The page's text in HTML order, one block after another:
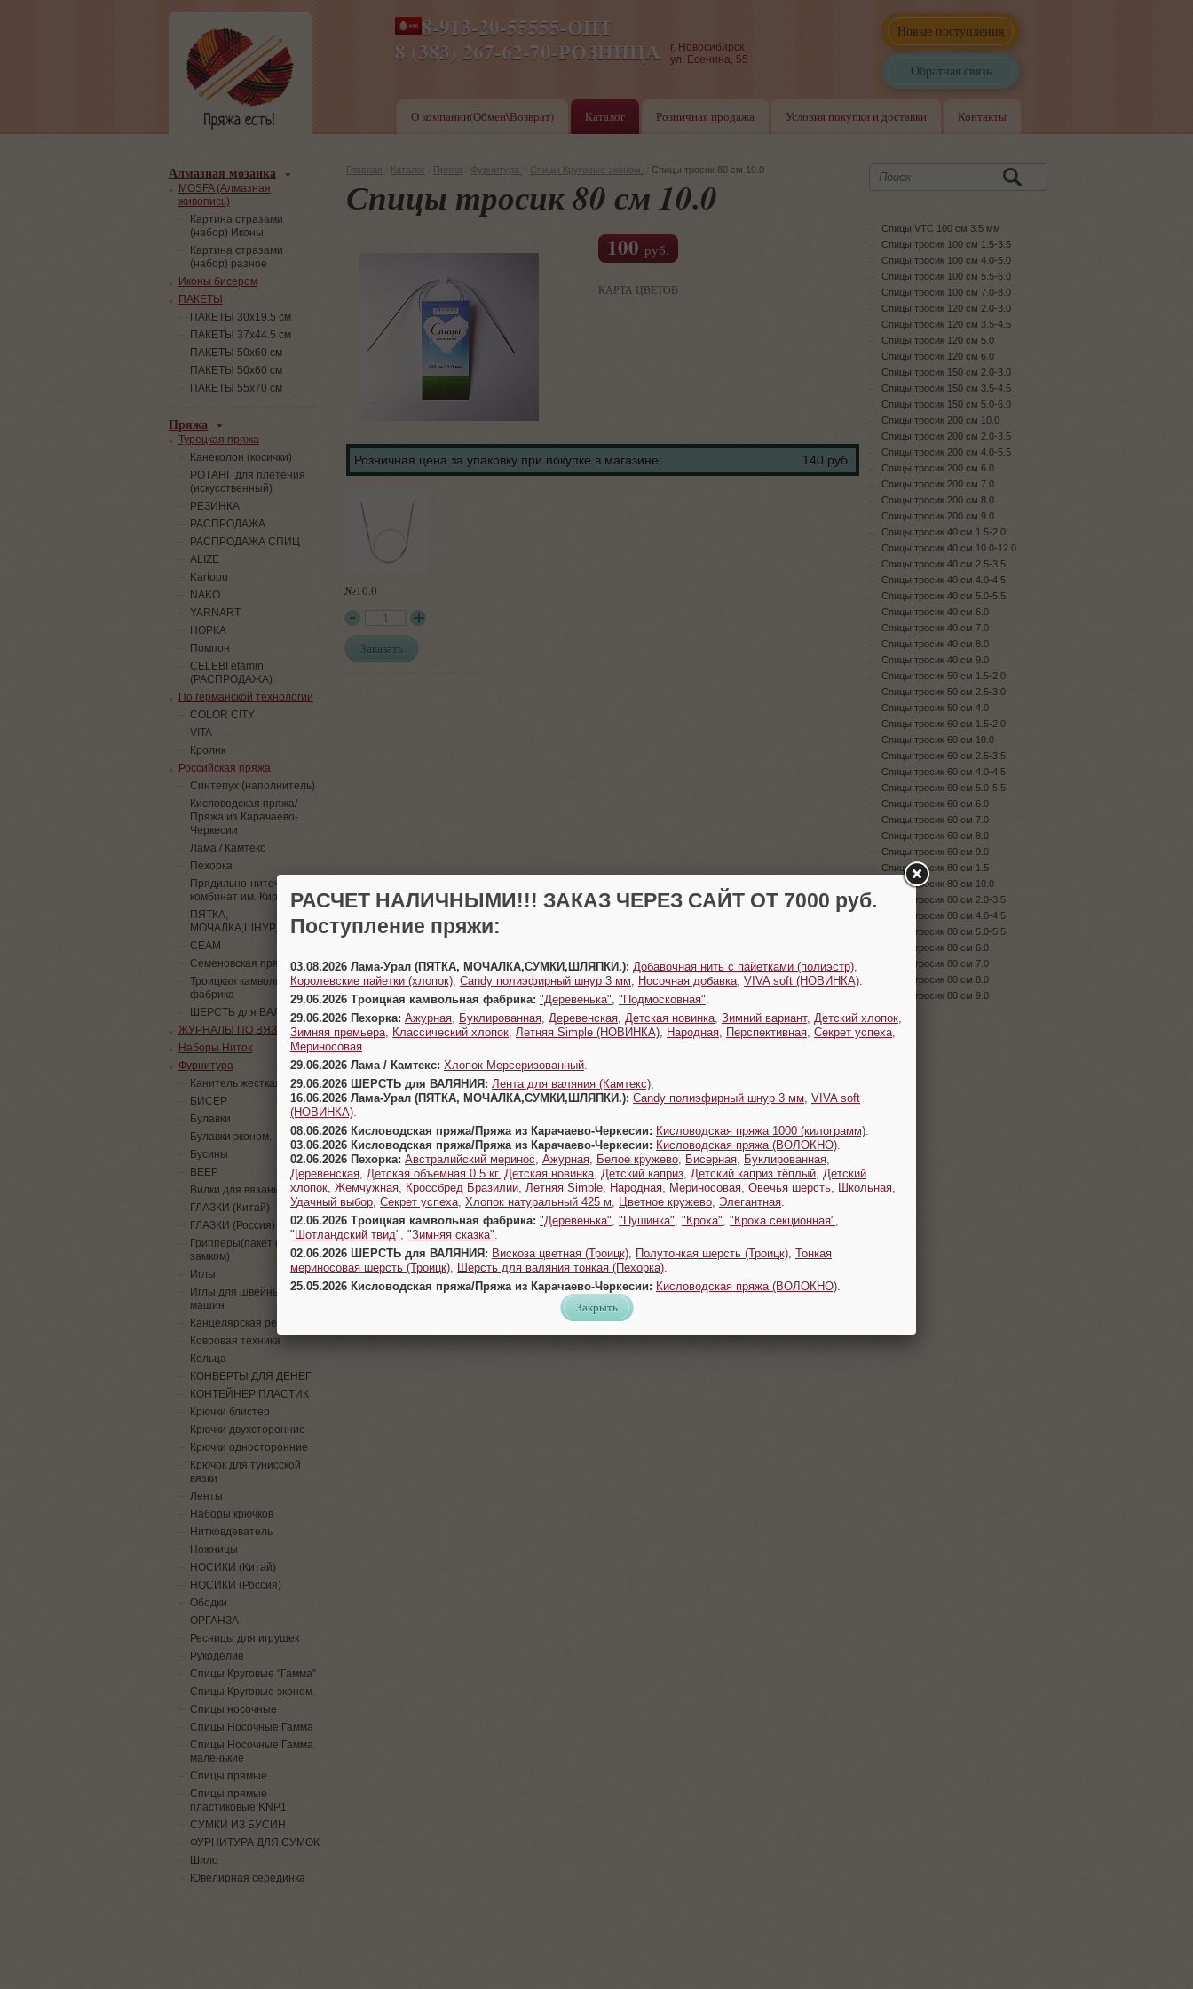
Новые поступления
Обратная связь
8-913-20-55555-ОПТ
8 (383) 267-62-70-РОЗНИЦА
ПН-ПТ 8-17,СБ-ВС 9-17
г. Новосибирск
ул. Есенина, 55
О компании(Обмен\Возврат) Каталог Розничная продажа Условия покупки и доставки Контакты
Главная Каталог Пряжа Фурнитура Спицы Круговые эконом. Спицы тросик 80 см 10.0
Спицы тросик 80 см 10.0
100 руб.
КАРТА ЦВЕТОВ
Розничная цена за упаковку при покупке в магазине: 140 руб.
№10.0
Заказать
Алмазная мозаика
MOSFA (Алмазная
живопись)
Картина стразами
(набор) Иконы
Картина стразами
(набор) разное
Иконы бисером
ПАКЕТЫ
ПАКЕТЫ 30х19.5 см
ПАКЕТЫ 37х44.5 см
ПАКЕТЫ 50х60 см
ПАКЕТЫ 50х60 см
ПАКЕТЫ 55х70 см
Пряжа
Турецкая пряжа
Канеколон (косички)
РОТАНГ для плетения
(искусственный)
PЕЗИНКА
РАСПРОДАЖА
РАСПРОДАЖА СПИЦ
ALIZE
Kartopu
NAKO
YARNART
НОРКА
Помпон
СELEBI etamin
(РАСПРОДАЖА)
По германской технологии
COLOR CITY
VITA
Кролик
Российская пряжа
Синтепух (наполнитель)
Кисловодская пряжа/
Пряжа из Карачаево-
Черкесии
Лама / Камтекс
Пехорка
Прядильно-ниточный
комбинат им. Кирова
ПЯТКА,
МОЧАЛКА,ШНУР,ПАЙЕТКИ
СЕАМ
Семеновская пряжа
Троицкая камвольная
фабрика
ШЕРСТЬ для ВАЛЯНИЯ
ЖУРНАЛЫ ПО ВЯЗАНИЮ
Наборы Ниток
Фурнитура
Канитель жесткая
БИСЕР
Булавки
Булавки эконом.
Бусины
ВЕЕР
Вилки для вязания
ГЛАЗКИ (Китай)
ГЛАЗКИ (Россия)
Грипперы(пакет с
замком)
Иглы
Иглы для швейных
машин
Канцелярская резинка
Ковровая техника
Кольца
КОНВЕРТЫ ДЛЯ ДЕНЕГ
КОНТЕЙНЕР ПЛАСТИК
Крючки блистер
Крючки двухсторонние
Крючки односторонние
Крючок для тунисской
вязки
Ленты
Наборы крючков
Нитковдеватель
Ножницы
НОСИКИ (Китай)
НОСИКИ (Россия)
Ободки
ОРГАНЗА
Ресницы для игрушек
Рукоделие
Спицы Круговые "Гамма"
Спицы Круговые эконом.
Спицы носочные
Спицы Носочные Гамма
Спицы Носочные Гамма
маленькие
Спицы прямые
Спицы прямые
пластиковые KNP1
СУМКИ ИЗ БУСИН
ФУРНИТУРА ДЛЯ СУМОК
Шило
Ювелирная серединка
Спицы VTC 100 см 3.5 мм
Спицы тросик 100 см 1.5-3.5
Спицы тросик 100 см 4.0-5.0
Спицы тросик 100 см 5.5-6.0
Спицы тросик 100 см 7.0-8.0
Спицы тросик 120 см 2.0-3.0
Спицы тросик 120 см 3.5-4.5
Спицы тросик 120 см 5.0
Спицы тросик 120 см 6.0
Спицы тросик 150 см 2.0-3.0
Спицы тросик 150 см 3.5-4.5
Спицы тросик 150 см 5.0-6.0
Спицы тросик 200 см 10.0
Спицы тросик 200 см 2.0-3.5
Спицы тросик 200 см 4.0-5.5
Спицы тросик 200 см 6.0
Спицы тросик 200 см 7.0
Спицы тросик 200 см 8.0
Спицы тросик 200 см 9.0
Спицы тросик 40 см 1.5-2.0
Спицы тросик 40 см 10.0-12.0
Спицы тросик 40 см 2.5-3.5
Спицы тросик 40 см 4.0-4.5
Спицы тросик 40 см 5.0-5.5
Спицы тросик 40 см 6.0
Спицы тросик 40 см 7.0
Спицы тросик 40 см 8.0
Спицы тросик 40 см 9.0
Спицы тросик 50 см 1.5-2.0
Спицы тросик 50 см 2.5-3.0
Спицы тросик 50 см 4.0
Спицы тросик 60 см 1.5-2.0
Спицы тросик 60 см 10.0
Спицы тросик 60 см 2.5-3.5
Спицы тросик 60 см 4.0-4.5
Спицы тросик 60 см 5.0-5.5
Спицы тросик 60 см 6.0
Спицы тросик 60 см 7.0
Спицы тросик 60 см 8.0
Спицы тросик 60 см 9.0
Спицы тросик 80 см 1.5
Спицы тросик 80 см 10.0
Спицы тросик 80 см 2.0-3.5
Спицы тросик 80 см 4.0-4.5
Спицы тросик 80 см 5.0-5.5
Спицы тросик 80 см 6.0
Спицы тросик 80 см 7.0
Спицы тросик 80 см 8.0
Спицы тросик 80 см 9.0
РАСЧЕТ НАЛИЧНЫМИ!!! ЗАКАЗ ЧЕРЕЗ САЙТ ОТ 7000 руб.
Поступление пряжи:
03.08.2026 Лама-Урал (ПЯТКА, МОЧАЛКА,СУМКИ,ШЛЯПКИ.): Добавочная нить с пайетками (полиэстр)
Королевские пайетки (хлопок) Candy полиэфирный шнур 3 мм Носочная добавка VIVA soft (НОВИНКА)
29.06.2026 Троицкая камвольная фабрика: "Деревенька" "Подмосковная"
29.06.2026 Пехорка: Ажурная Буклированная Деревенская Детская новинка Зимний вариант, Детский хлопок
Зимняя премьера
Классический хлопок Летняя Simple (НОВИНКА) Народная Перспективная Секрет успеха
Мериносовая
29.06.2026 Лама / Камтекс: Хлопок Мерсеризованный
29.06.2026 ШЕРСТЬ для ВАЛЯНИЯ: Лента для валяния (Камтекс)
16.06.2026 Лама-Урал (ПЯТКА, МОЧАЛКА,СУМКИ,ШЛЯПКИ.): Candy полиэфирный шнур 3 мм VIVA soft
(НОВИНКА)
08.06.2026 Кисловодская пряжа/Пряжа из Карачаево-Черкесии: Кисловодская пряжа 1000 (килограмм)
03.06.2026 Кисловодская пряжа/Пряжа из Карачаево-Черкесии: Кисловодская пряжа (ВОЛОКНО)
02.06.2026 Пехорка: Австралийский меринос Ажурная Белое кружево Бисерная Буклированная
Деревенская Детская объемная 0.5 кг. Детская новинка Детский каприз Детский каприз тёплый Детский
хлопок Жемчужная Кроссбред Бразилии Летняя Simple Народная Мериносовая Овечья шерсть Школьная
Удачный выбор Секрет успеха Хлопок натуральный 425 м Цветное кружево Элегантная
02.06.2026 Троицкая камвольная фабрика: "Деревенька" "Пушинка" "Кроха" "Кроха секционная"
"Шотландский твид" "Зимняя сказка"
02.06.2026 ШЕРСТЬ для ВАЛЯНИЯ: Вискоза цветная (Троицк) Полутонкая шерсть (Троицк) Тонкая
мериносовая шерсть (Троицк)
Шерсть для валяния тонкая (Пехорка)
25.05.2026 Кисловодская пряжа/Пряжа из Карачаево-Черкесии: Кисловодская пряжа (ВОЛОКНО)
Закрыть